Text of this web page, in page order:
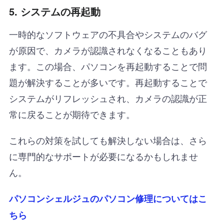
5. システムの再起動
一時的なソフトウェアの不具合やシステムのバグ
が原因で、カメラが認識されなくなることもあり
ます。この場合、パソコンを再起動することで問
題が解決することが多いです。再起動することで
システムがリフレッシュされ、カメラの認識が正
常に戻ることが期待できます。
これらの対策を試しても解決しない場合は、さら
に専門的なサポートが必要になるかもしれませ
ん。
パソコンシェルジュのパソコン修理についてはこ
ちら